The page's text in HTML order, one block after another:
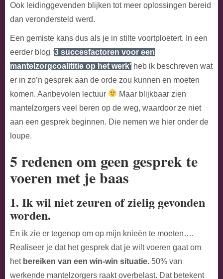
Ook leidinggevenden blijken tot meer oplossingen bereid
dan verondersteld werd.
Een gemiste kans dus als je in stilte voortploetert. In een
eerder blog ‘3 succesfactoren voor een
mantelzorgcoalititie op het werk’ heb ik beschreven wat
er in zo’n gesprek aan de orde zou kunnen en moeten
komen. Aanbevolen lectuur
Maar blijkbaar zien
mantelzorgers veel beren op de weg, waardoor ze niet
aan een gesprek beginnen. Die nemen we hier onder de
loupe.
5 redenen om geen gesprek te
voeren met je baas
1. Ik wil niet zeuren of zielig gevonden
worden.
En ik zie er tegenop om op mijn knieën te moeten….
Realiseer je dat het gesprek dat je wilt voeren gaat om
het bereiken van een win-win situatie. 50% van
werkende mantelzorgers raakt overbelast. Dat betekent